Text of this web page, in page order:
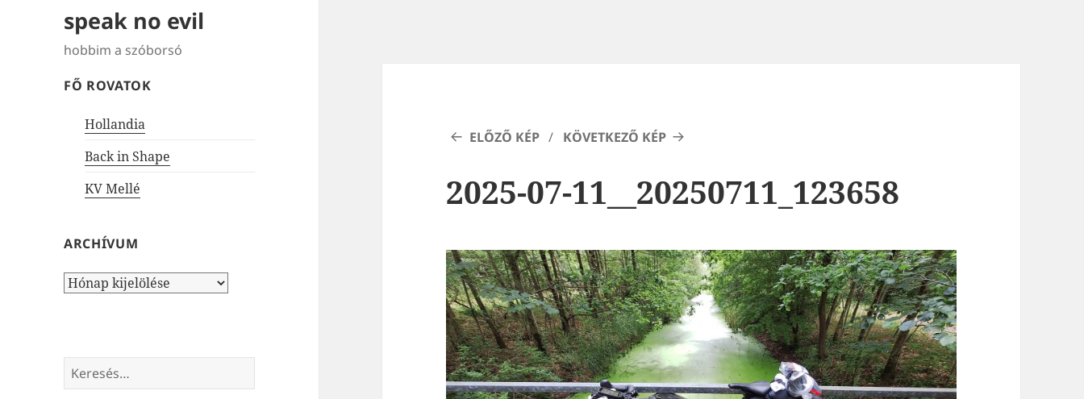
speak no evil
hobbim a szóborsó
FŐ ROVATOK
Hollandia
Back in Shape
KV Mellé
ARCHÍVUM
Archívum
Keresés:
ELŐZŐ KÉP KÖVETKEZŐ KÉP
2025-07-11__20250711_123658